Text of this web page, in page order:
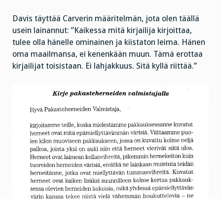
Davis täyttää Carverin määritelmän, jota olen täällä
usein lainannut: ”Kaikessa mitä kirjailija kirjoittaa,
tulee olla hänelle ominainen ja kiistaton leima. Hänen
oma maailmansa, ei kenenkään muun. Tämä erottaa
kirjailijat toisistaan. Ei lahjakkuus. Sitä kyllä riittää.”